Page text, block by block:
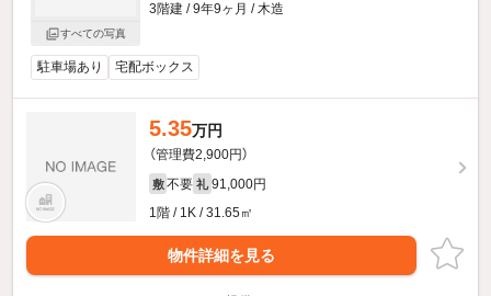
すべての写真
3階建 / 9年9ヶ月 / 木造
駐車場あり 宅配ボックス
5.35万円
（管理費2,900円）
敷 不要 礼 91,000円
1階 / 1K / 31.65㎡
物件詳細を見る